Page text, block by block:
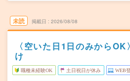
未読 掲載日 2026/08/08
〈空いた日1日のみから
け
職種未経験OK 土日祝日が休み WEB